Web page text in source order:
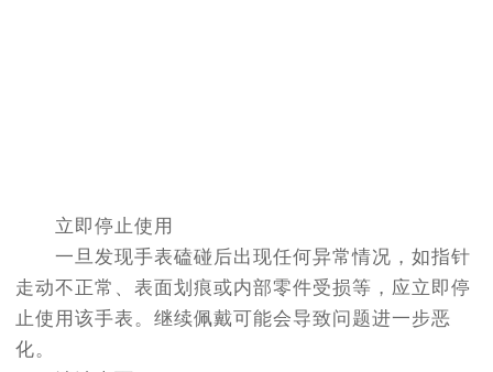
立即停止使用
一旦发现手表磕碰后出现任何异常情况，如指针
走动不正常、表面划痕或内部零件受损等，应立即停
止使用该手表。继续佩戴可能会导致问题进一步恶
化。